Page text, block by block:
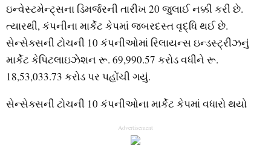
ઇન્વેસ્ટમેન્ટ્સના ડિમર્જરની તારીખ 20 જુલાઈ નક્કી કરી છે.
ત્યારથી, કંપનીના માર્કેટ કેપમાં જબરદસ્ત વૃદ્ધિ થઈ છે.
સેન્સેક્સની ટોચની 10 કંપનીઓમાં રિલાયન્સ ઇન્ડસ્ટ્રીઝનું
માર્કેટ કેપિટલાઇઝેશન રૂ. 69,990.57 કરોડ વધીને રૂ.
18,53,033.73 કરોડ પર પહોંચી ગયું.
સેન્સેક્સની ટોચની 10 કંપનીઓના માર્કેટ કેપમાં વધારો થયો
Advertisement